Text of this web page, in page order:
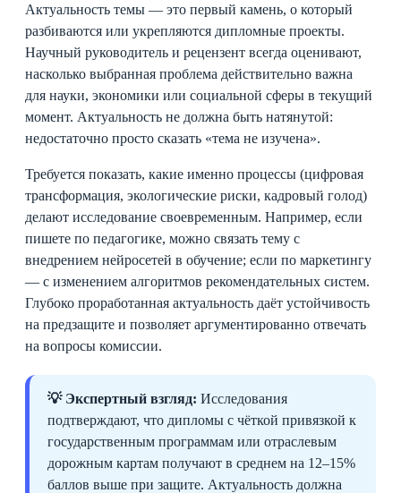
Актуальность темы — это первый камень, о который
разбиваются или укрепляются дипломные проекты.
Научный руководитель и рецензент всегда оценивают,
насколько выбранная проблема действительно важна
для науки, экономики или социальной сферы в текущий
момент. Актуальность не должна быть натянутой:
недостаточно просто сказать «тема не изучена».
Требуется показать, какие именно процессы (цифровая
трансформация, экологические риски, кадровый голод)
делают исследование своевременным. Например, если
пишете по педагогике, можно связать тему с
внедрением нейросетей в обучение; если по маркетингу
— с изменением алгоритмов рекомендательных систем.
Глубоко проработанная актуальность даёт устойчивость
на предзащите и позволяет аргументированно отвечать
на вопросы комиссии.
💡 Экспертный взгляд: Исследования
подтверждают, что дипломы с чёткой привязкой к
государственным программам или отраслевым
дорожным картам получают в среднем на 12–15%
баллов выше при защите. Актуальность должна